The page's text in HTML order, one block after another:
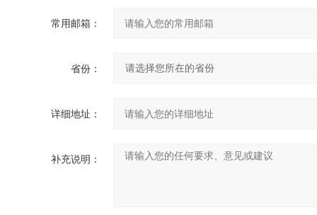
常用邮箱：
省份：
详细地址：
补充说明：